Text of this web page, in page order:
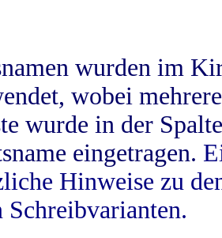
wurden im
wobei
wurde in der
eingetragen.
Hinweise zu
Schreibvarianten.